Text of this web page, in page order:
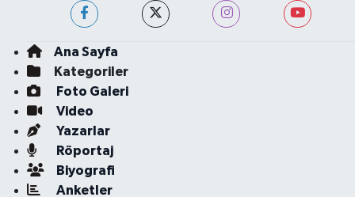
Ana Sayfa
Kategoriler
Foto Galeri
Video
Yazarlar
Röportaj
Biyografi
Anketler